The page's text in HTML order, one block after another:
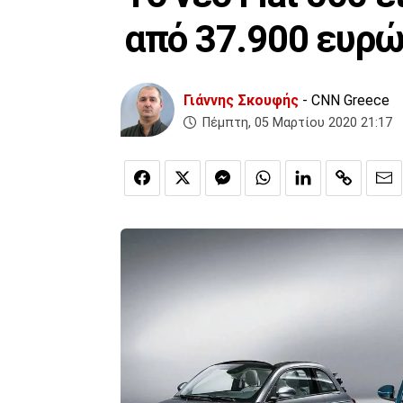
από 37.900
Γιάννης Σκουφής - CNN Greece
Πέμπτη, 05 Μαρτίου 2020 21:17